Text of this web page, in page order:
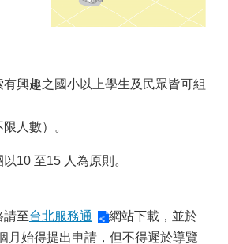
有興趣之國小以上學生及民眾皆可組
人數）。
10 至15 人為原則。
請至台北服務通
網站下載，並於
月始得提出申請，但不得遲於導覽